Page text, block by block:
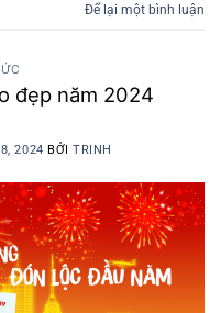
Để lại một bình luận
đẹp năm 2024
2024 BỞITRINH